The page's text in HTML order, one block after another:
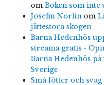
omBoken som inte
Josefin Norlin om
jättestora skogen
Barna Hedenhös
streama gratis -
Barna Hedenhös
Sverige
Små fötter och